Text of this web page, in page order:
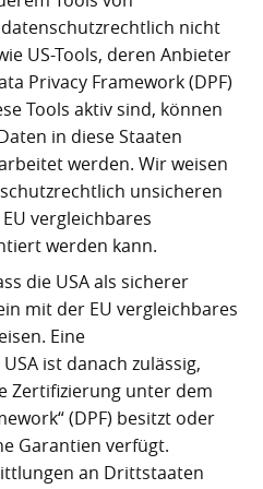
nicht
US-Tools, deren Anbieter
Privacy Framework (DPF)
Tools aktiv sind, können
in diese Staaten
werden. Wir weisen
unsicheren
vergleichbares
werden kann.
die USA als sicherer
mit der EU vergleichbares
Eine
ist danach zulässig,
Zertifizierung unter dem
(DPF) besitzt oder
Garantien verfügt.
an Drittstaaten